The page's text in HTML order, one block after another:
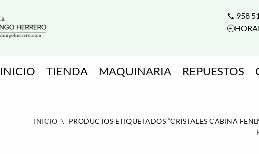
📞 958
INICIO TIENDA MAQUINARIA REPUESTOS
INICIO \ PRODUCTOS ETIQUETADOS “CRISTALES CABINA